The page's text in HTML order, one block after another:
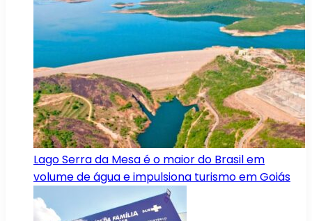
Lago Serra da Mesa é o maior do Brasil em
volume de água e impulsiona turismo em Goiás